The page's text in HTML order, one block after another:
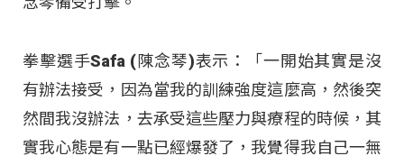
拳擊選手Safa (陳念琴)表示：「一開始其實是沒
有辦法接受，因為當我的訓練強度這麼高，然後突
然間我沒辦法，去承受這些壓力與療程的時候，其
實我心態是有一點已經爆發了，我覺得我自己一無